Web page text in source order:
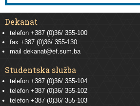
Dekanat
telefon +387 (0)36/ 355-100
fax +387 (0)36/ 355-130
mail dekanat@ef.sum.ba
Studentska služba
telefon +387 (0)36/ 355-104
telefon +387 (0)36/ 355-102
telefon +387 (0)36/ 355-103